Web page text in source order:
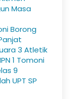
Masa
Borong
3 Atletik
1 Tomoni
9
UPT SP